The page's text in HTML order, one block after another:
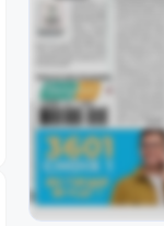
Ivrig Viking :
la selle pour le
JUILLET 26, 2026 16
Vol d’Argent :
fait preuve d’une
JUILLET 25, 2026 15
Britania :